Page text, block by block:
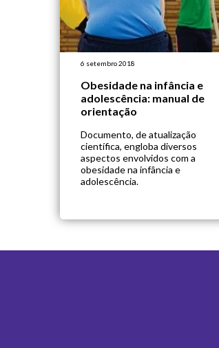
6 setembro 2018
Obesidade na infância e
adolescência: manual de
orientação
Documento, de atualização
científica, engloba diversos
aspectos envolvidos com a
obesidade na infância e
adolescência.